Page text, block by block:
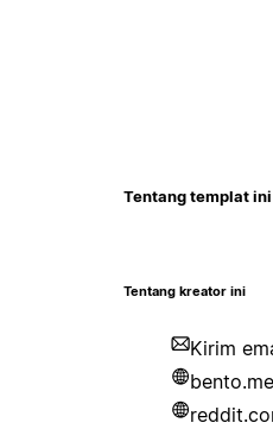
Tentang templat ini
Tentang kreator ini
Kirim